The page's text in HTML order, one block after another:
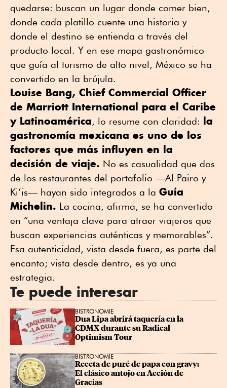
quedarse: buscan un lugar donde comer bien,
donde cada platillo cuente una historia y
donde el destino se entienda a través del
producto local. Y en ese mapa gastronómico
que guía al turismo de alto nivel, México se ha
convertido en la brújula.
Louise Bang, Chief Commercial Officer
de Marriott International para el Caribe
y Latinoamérica, lo resume con claridad: la
gastronomía mexicana es uno de los
factores que más influyen en la
decisión de viaje. No es casualidad que dos
de los restaurantes del portafolio —Al Pairo y
Ki’is— hayan sido integrados a la Guía
Michelin. La cocina, afirma, se ha convertido
en “una ventaja clave para atraer viajeros que
buscan experiencias auténticas y memorables”.
Esa autenticidad, vista desde fuera, es parte del
encanto; vista desde dentro, es ya una
estrategia.
Te puede interesar
BISTRONOMIE
Dua Lipa abrirá taquería en la
CDMX durante su Radical
Optimism Tour
BISTRONOMIE
Receta de puré de papa con gravy:
El clásico antojo en Acción de
Gracias